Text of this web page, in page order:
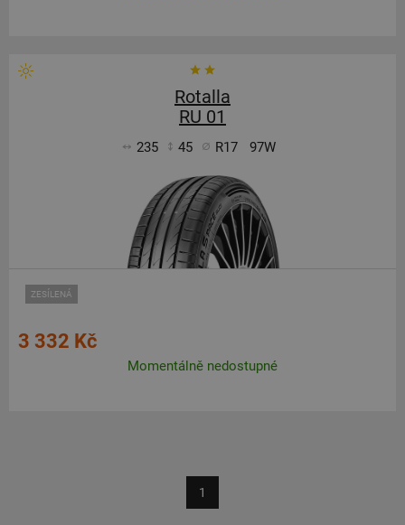
Rotalla
RU 01
235 45 R17 97W
ZESÍLENÁ
3 332 Kč
Momentálně nedostupné
1